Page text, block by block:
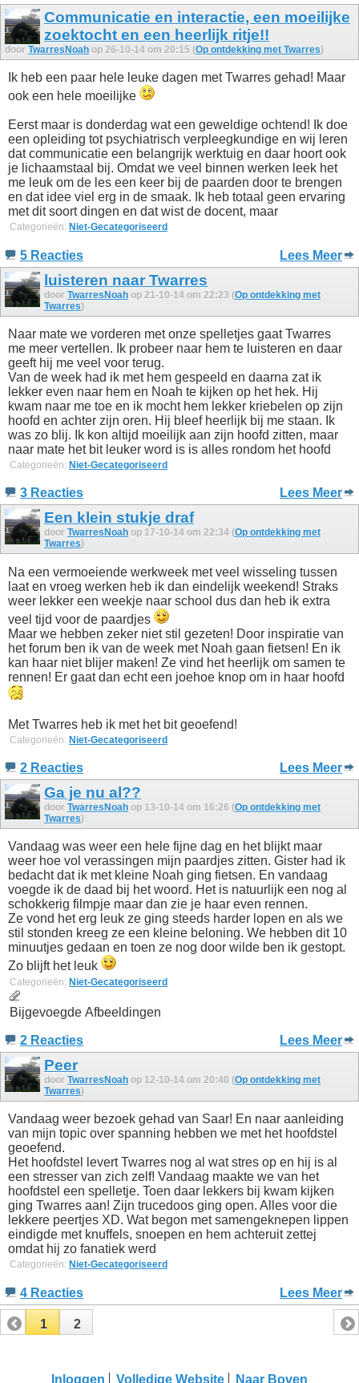
Communicatie en interactie, een moeilijke
zoektocht en een heerlijk ritje!!
door TwarresNoah op 26-10-14 om 20:15 (Op ontdekking met Twarres)
Ik heb een paar hele leuke dagen met Twarres gehad! Maar
ook een hele moeilijke
Eerst maar is donderdag wat een geweldige ochtend! Ik doe
een opleiding tot psychiatrisch verpleegkundige en wij leren
dat communicatie een belangrijk werktuig en daar hoort ook
je lichaamstaal bij. Omdat we veel binnen werken leek het
me leuk om de les een keer bij de paarden door te brengen
en dat idee viel erg in de smaak. Ik heb totaal geen ervaring
met dit soort dingen en dat wist de docent, maar
Categorieën: Niet-Gecategoriseerd
5 Reacties Lees Meer
luisteren naar Twarres
door TwarresNoah op 21-10-14 om 22:23 (Op ontdekking met
Twarres)
Naar mate we vorderen met onze spelletjes gaat Twarres
me meer vertellen. Ik probeer naar hem te luisteren en daar
geeft hij me veel voor terug.
Van de week had ik met hem gespeeld en daarna zat ik
lekker even naar hem en Noah te kijken op het hek. Hij
kwam naar me toe en ik mocht hem lekker kriebelen op zijn
hoofd en achter zijn oren. Hij bleef heerlijk bij me staan. Ik
was zo blij. Ik kon altijd moeilijk aan zijn hoofd zitten, maar
naar mate het bit leuker word is is alles rondom het hoofd
Categorieën: Niet-Gecategoriseerd
3 Reacties Lees Meer
Een klein stukje draf
door TwarresNoah op 17-10-14 om 22:34 (Op ontdekking met
Twarres)
Na een vermoeiende werkweek met veel wisseling tussen
laat en vroeg werken heb ik dan eindelijk weekend! Straks
weer lekker een weekje naar school dus dan heb ik extra
veel tijd voor de paardjes
Maar we hebben zeker niet stil gezeten! Door inspiratie van
het forum ben ik van de week met Noah gaan fietsen! En ik
kan haar niet blijer maken! Ze vind het heerlijk om samen te
rennen! Er gaat dan echt een joehoe knop om in haar hoofd
Met Twarres heb ik met het bit geoefend!
Categorieën: Niet-Gecategoriseerd
2 Reacties Lees Meer
Ga je nu al??
door TwarresNoah op 13-10-14 om 16:26 (Op ontdekking met
Twarres)
Vandaag was weer een hele fijne dag en het blijkt maar
weer hoe vol verassingen mijn paardjes zitten. Gister had ik
bedacht dat ik met kleine Noah ging fietsen. En vandaag
voegde ik de daad bij het woord. Het is natuurlijk een nog al
schokkerig filmpje maar dan zie je haar even rennen.
Ze vond het erg leuk ze ging steeds harder lopen en als we
stil stonden kreeg ze een kleine beloning. We hebben dit 10
minuutjes gedaan en toen ze nog door wilde ben ik gestopt.
Zo blijft het leuk
Categorieën: Niet-Gecategoriseerd
Bijgevoegde Afbeeldingen
2 Reacties Lees Meer
Peer
door TwarresNoah op 12-10-14 om 20:40 (Op ontdekking met
Twarres)
Vandaag weer bezoek gehad van Saar! En naar aanleiding
van mijn topic over spanning hebben we met het hoofdstel
geoefend.
Het hoofdstel levert Twarres nog al wat stres op en hij is al
een stresser van zich zelf! Vandaag maakte we van het
hoofdstel een spelletje. Toen daar lekkers bij kwam kijken
ging Twarres aan! Zijn trucedoos ging open. Alles voor die
lekkere peertjes XD. Wat begon met samengeknepen lippen
eindigde met knuffels, snoepen en hem achteruit zettej
omdat hij zo fanatiek werd
Categorieën: Niet-Gecategoriseerd
4 Reacties Lees Meer
1 2
Inloggen Volledige Website Naar Boven